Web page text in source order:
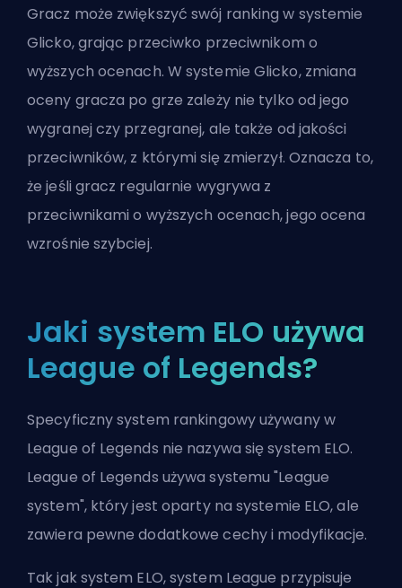
Gracz może zwiększyć swój ranking w systemie
Glicko, grając przeciwko przeciwnikom o
wyższych ocenach. W systemie Glicko, zmiana
oceny gracza po grze zależy nie tylko od jego
wygranej czy przegranej, ale także od jakości
przeciwników, z którymi się zmierzył. Oznacza to,
że jeśli gracz regularnie wygrywa z
przeciwnikami o wyższych ocenach, jego ocena
wzrośnie szybciej.
Jaki system ELO używa
League of Legends?
Specyficzny system rankingowy używany w
League of Legends nie nazywa się system ELO.
League of Legends używa systemu "League
system", który jest oparty na systemie ELO, ale
zawiera pewne dodatkowe cechy i modyfikacje.
Tak jak system ELO, system League przypisuje